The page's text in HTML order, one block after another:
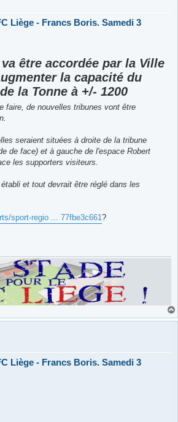
Liège - Francs Boris. Samedi 3
être accordée par la Ville
la capacité du
la Tonne à +/- 1200
faire, de nouvelles tribunes vont être
seraient situées à droite de la tribune
de face) et à gauche de l'espace Robert
les supporters visiteurs.
et tout devrait être réglé dans les
sport-regio ... 77fbe3c661 ?
Liège - Francs Boris. Samedi 3